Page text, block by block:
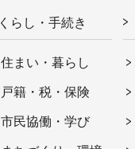
くらし・手続き
住まい・暮らし
戸籍・税・保険
市民協働・学び